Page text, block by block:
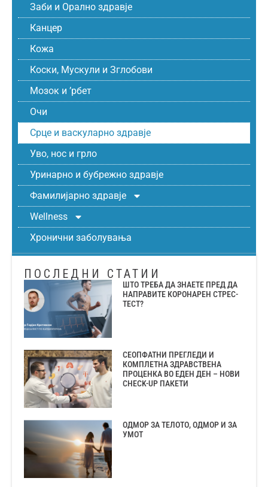
Заби и Орално здравје
Канцер
Кожа
Коски, Мускули и Зглобови
Мозок и ’рбет
Очи
Срце и васкуларно здравје
Уво, нос и грло
Уринарно и бубрежно здравје
Фамилијарно здравје
Wellness
Хронични заболувања
ПОСЛЕДНИ СТАТИИ
ШТО ТРЕБА ДА ЗНАЕТЕ ПРЕД ДА
НАПРАВИТЕ КОРОНАРЕН СТРЕС-
ТЕСТ?
СЕОПФАТНИ ПРЕГЛЕДИ И
КОМПЛЕТНА ЗДРАВСТВЕНА
ПРОЦЕНКА ВО ЕДЕН ДЕН – НОВИ
CHECK-UP ПАКЕТИ
ОДМОР ЗА ТЕЛОТО, ОДМОР И ЗА
УМОТ